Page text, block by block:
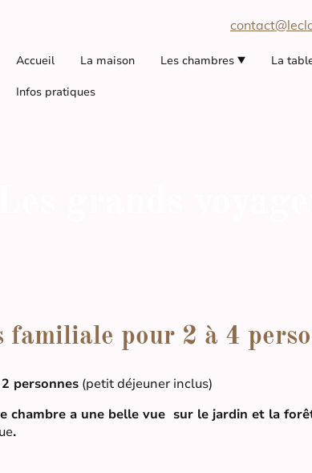
Accueil La maison Les chambres La
Infos pratiques
familiale pour 2 à 4
personnes (petit déjeuner inclus)
chambre a une belle vue sur le jardin et la
.